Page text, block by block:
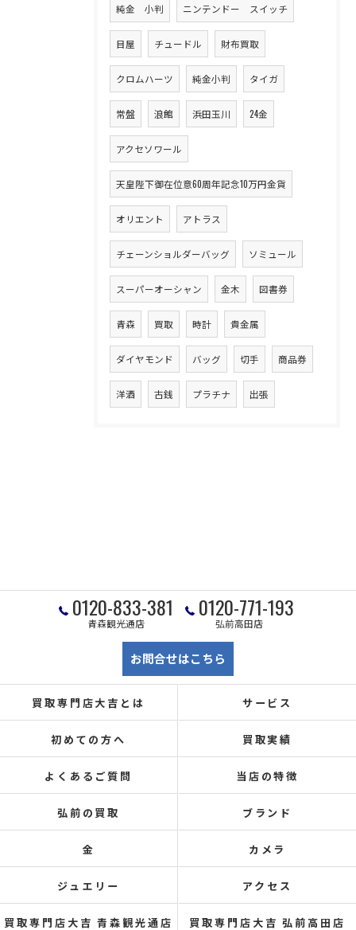
純金 小判 ニンテンドー スイッチ
目屋 チュードル 財布買取
クロムハーツ 純金小判 タイガ
常盤 浪館 浜田玉川 24金
アクセソワール
天皇陛下御在位意60周年記念10万円金貨
オリエント アトラス
チェーンショルダーバッグ ソミュール
スーパーオーシャン 金木 図書券
青森 買取 時計 貴金属
ダイヤモンド バッグ 切手 商品券
洋酒 古銭 プラチナ 出張
0120-833-381
青森観光通店
0120-771-193
弘前高田店
お問合せはこちら
買取専門店大吉とは サービス
初めての方へ 買取実績
よくあるご質問 当店の特徴
弘前の買取 ブランド
金 カメラ
ジュエリー アクセス
買取専門店大吉 青森観光通店 買取専門店大吉 弘前高田店